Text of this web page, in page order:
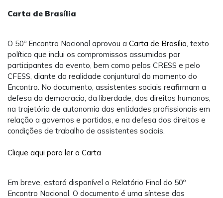
Carta de Brasília
O 50º Encontro Nacional aprovou a Carta de Brasília, texto
político que inclui os compromissos assumidos por
participantes do evento, bem como pelos CRESS e pelo
CFESS, diante da realidade conjuntural do momento do
Encontro. No documento, assistentes sociais reafirmam a
defesa da democracia, da liberdade, dos direitos humanos,
na trajetória de autonomia das entidades profissionais em
relação a governos e partidos, e na defesa dos direitos e
condições de trabalho de assistentes sociais.
Clique aqui para ler a Carta
Em breve, estará disponível o Relatório Final do 50º
Encontro Nacional. O documento é uma síntese dos